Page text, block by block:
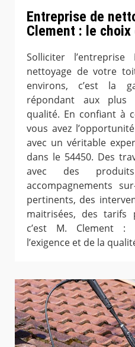
Entreprise de
Clement : le
Solliciter
nettoyage de votre
environs, c’est la
répondant aux plus
qualité. En confiant à
vous avez
avec un véritable
dans le 54450. Des
avec des
accompagnements
pertinents, des
maitrisées, des
c’est M. Clement :
l’exigence et de la